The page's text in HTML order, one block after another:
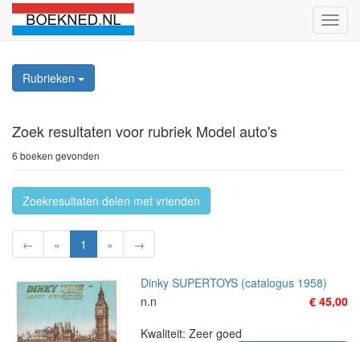
Rubrieken
Zoek resultaten voor rubriek Model auto's
6 boeken gevonden
Zoekresultaten delen met vrienden
← « 1 » →
Dinky SUPERTOYS (catalogus 1958)
n.n
€ 45,00
Kwaliteit: Zeer goed